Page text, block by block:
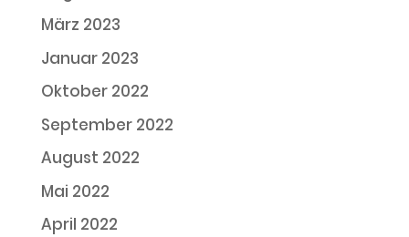
März 2023
Januar 2023
Oktober 2022
September 2022
August 2022
Mai 2022
April 2022